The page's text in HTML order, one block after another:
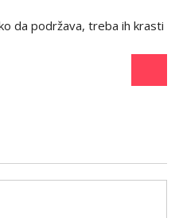
da podržava, treba ih krasti